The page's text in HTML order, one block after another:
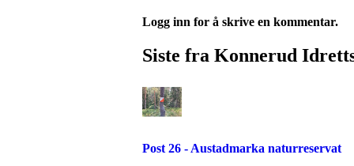
Logg inn for å skrive en kommentar.
Siste fra Konnerud
Post 26 - Austadmarka naturreservat